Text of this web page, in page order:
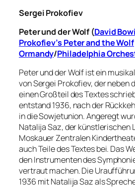
Sergei Prokofiev
Peter und der Wolf (David
Prokofiev’s Peter and the Wolf
Ormandy/Philadelphia
Peter und der Wolf ist ein
von Sergei Prokofiev, der neben
einen Großteil des Textes
entstand 1936, nach der
in die Sowjetunion. Angeregt
Natalija Saz, der künstlerischen
Moskauer Zentralen
auch Teile des Textes bei. Das
den Instrumenten des
vertraut machen. Die
1936 mit Natalija Saz als